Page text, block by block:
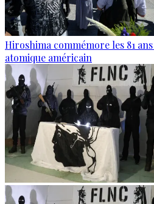
Hiroshima commémore les 81
atomique américain